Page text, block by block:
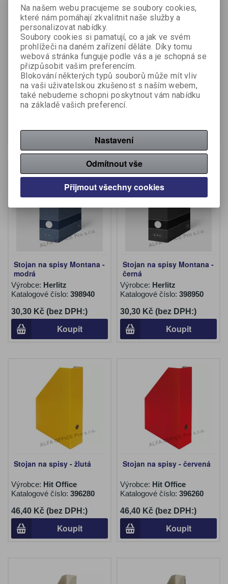
Stojan na spisy - zelená
Výrobce:Hit Office
Katalogové číslo:396270
Koupit
Stojan na spisy barevný -
barevný mix
Výrobce:Herlitz
Katalogové číslo:399530
Koupit
Stojan na spisy Montana -
modrá
Výrobce: Herlitz
Katalogové číslo: 398940
30,30 Kč (bez DPH:)
Koupit
Stojan na spisy Montana -
černá
Výrobce: Herlitz
Katalogové číslo: 398950
30,30 Kč (bez DPH:)
Koupit
Stojan na spisy - žlutá
Výrobce: Hit Office
Katalogové číslo: 396280
46,40 Kč (bez DPH:)
Koupit
Stojan na spisy - červená
Výrobce: Hit Office
Katalogové číslo: 396260
46,40 Kč (bez DPH:)
Koupit
Na našem webu pracujeme se soubory cookies,
které nám pomáhají zkvalitnit naše služby a
personalizovat nabídky.
Soubory cookies si pamatují, co a jak ve svém
prohlížeči na daném zařízení děláte. Díky tomu
webová stránka funguje podle vás a je schopná se
přizpůsobit vašim preferencím.
Blokování některých typů souborů může mít vliv
na vaši uživatelskou zkušenost s naším webem,
také nebudeme schopni poskytnout vám nabídku
na základě vašich preferencí.
Nastavení
Odmítnout vše
Přijmout všechny cookies